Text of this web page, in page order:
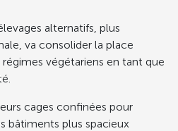
alternatifs, plus
va consolider la place
végétariens en tant que
cages confinées pour
bâtiments plus spacieux